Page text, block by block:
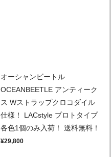
オーシャンビートル
OCEANBEETLE アンティーク
ス Wストラップクロコダイル
仕様！ LACstyle プロトタイプ
各色1個のみ入荷！ 送料無料！
¥29,800